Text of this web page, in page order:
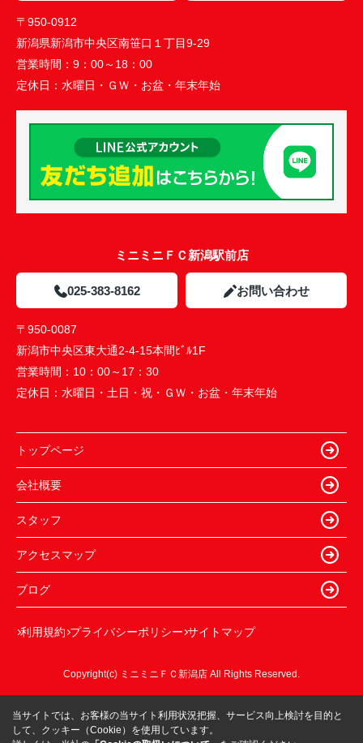
〒950-0912
新潟県新潟市中央区南笹口１丁目9-29
営業時間： 9：00～18：00
定休日： 水曜日・ＧＷ・お盆・年末年始
ミニミニＦＣ新潟駅前店
025-383-8162 お問い合わせ
〒950-0087
新潟市中央区東大通2-4-15本間ﾋﾞﾙ1F
営業時間： 10：00～17：30
定休日： 水曜日・土日・祝・ＧＷ・お盆・年末年始
トップページ
会社概要
スタッフ
アクセスマップ
ブログ
利用規約 プライバシーポリシー サイトマップ
Copyright(c) ミニミニＦＣ新潟店 All Rights Reserved.
当サイトでは、お客様の当サイト利用状況把握、サービス向上検討を目的と
して、クッキー（Cookie）を使用しています。